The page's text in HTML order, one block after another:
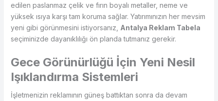
edilen paslanmaz çelik ve fırın boyalı metaller, neme ve
yüksek ısıya karşı tam koruma sağlar. Yatırımınızın her mevsim
yeni gibi görünmesini istiyorsanız, Antalya Reklam Tabela
seçiminizde dayanıklılığı ön planda tutmanız gerekir.
Gece Görünürlüğü İçin Yeni Nesil
Işıklandırma Sistemleri
İşletmenizin reklamının güneş battıktan sonra da devam